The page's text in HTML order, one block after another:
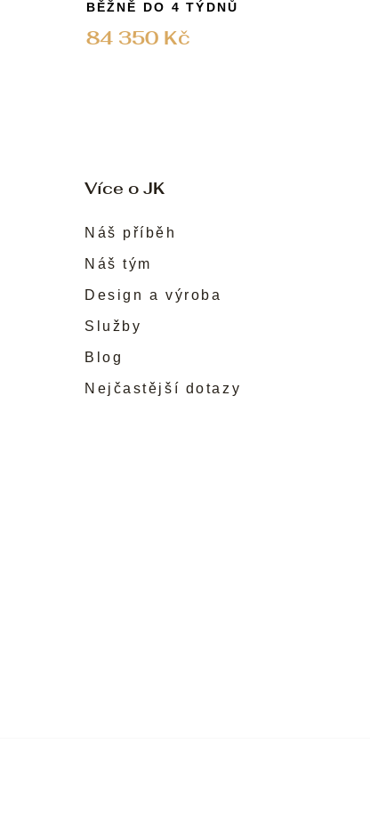
84 350 Kč
BĚŽNĚ DO 4 TÝDNŮ
Více o JK
Náš příběh
Náš tým
Design a výroba
Služby
Blog
Nejčastější dotazy